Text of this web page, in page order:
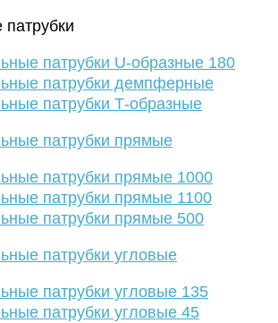
патрубки U-образные 180
патрубки демпферные
патрубки Т-образные
патрубки прямые
патрубки прямые 1000
патрубки прямые 1100
патрубки прямые 500
патрубки угловые
патрубки угловые 135
патрубки угловые 45